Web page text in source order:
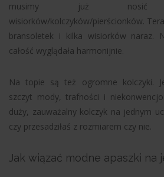
musimy już nosić
wisiorków/kolczyków/pierścionków.
bransoletek i kilka wisiorków naraz.
całość wyglądała harmonijnie.
Na topie są też ogromne kolczyki.
szczyt mody, trafności i
duży, zauważalny kolczyk na jednym
czy przesadziłaś z rozmiarem czy nie.
Jak wiązać modne apaszki na